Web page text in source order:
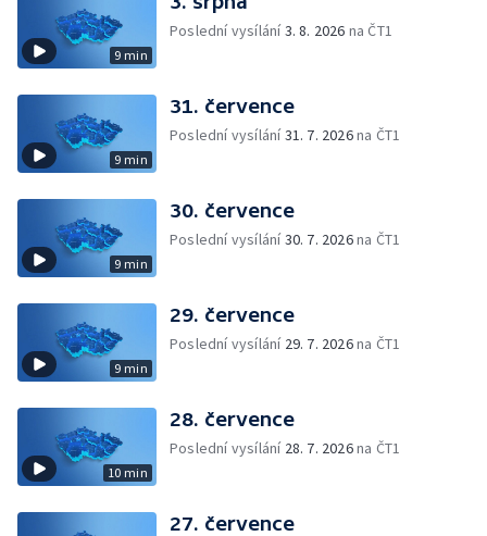
9 min
Poslední vysílání3. 8. 2026 na ČT1
9 min
31. července
Poslední vysílání31. 7. 2026na ČT1
9 min
30. července
Poslední vysílání30. 7. 2026na ČT1
9 min
29. července
Poslední vysílání 29. 7. 2026na ČT1
10 min
28. července
Poslední vysílání 28. 7. 2026na ČT1
27. července